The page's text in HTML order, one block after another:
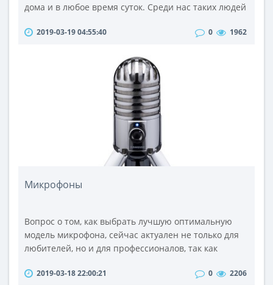
дома и в любое время суток. Среди нас таких людей
просто с помощью фритюрницы. Фритюрница – это
в большом количестве масла, приобретает вкусную
и хрустящую корочку. В ней можно готовить рыбу и
курицу, картошку фри и ..
2019-03-19 04:55:40 0 1962
Микрофоны
Вопрос о том, как выбрать лучшую оптимальную
модель микрофона, сейчас актуален не только для
любителей, но и для профессионалов, так как
качества микрофона. Но качественный - это
2019-03-18 22:00:21 0 2206